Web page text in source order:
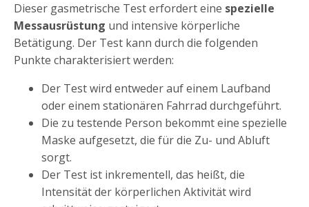
Dieser gasmetrische Test erfordert eine spezielle
Messausrüstung und intensive körperliche
Betätigung. Der Test kann durch die folgenden
Punkte charakterisiert werden:
Der Test wird entweder auf einem Laufband
oder einem stationären Fahrrad durchgeführt.
Die zu testende Person bekommt eine spezielle
Maske aufgesetzt, die für die Zu- und Abluft
sorgt.
Der Test ist inkrementell, das heißt, die
Intensität der körperlichen Aktivität wird